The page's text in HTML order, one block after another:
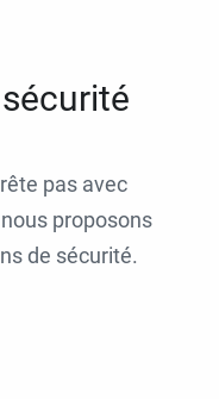
pas avec
proposons
de sécurité.